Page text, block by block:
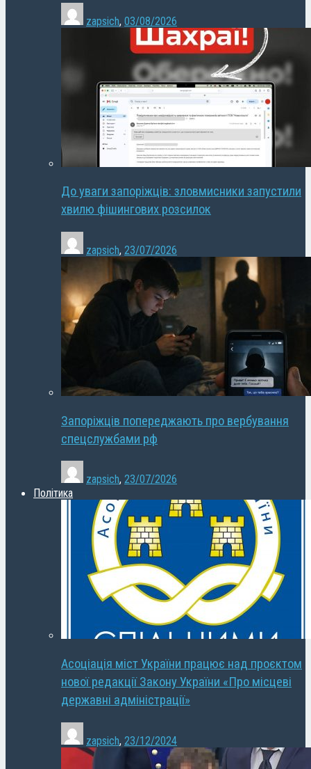
zapsich, 03/08/2026
До уваги запоріжців: зловмисники запустили
хвилю фішингових розсилок
zapsich, 23/07/2026
Запоріжців попереджають про вербування
спецслужбами рф
zapsich, 23/07/2026
Політика
Асоціація міст України працює над проєктом
нової редакції Закону України «Про місцеві
державні адміністрації»
zapsich, 23/12/2024